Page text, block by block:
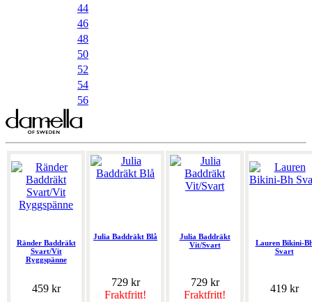
44
46
48
50
52
54
56
Ränder Baddräkt
Svart/Vit
Ryggspänne
459 kr
Julia Baddräkt Blå
729 kr
Fraktfritt!
Julia Baddräkt
Vit/Svart
729 kr
Fraktfritt!
Lauren Bikini-
Svart
419 kr